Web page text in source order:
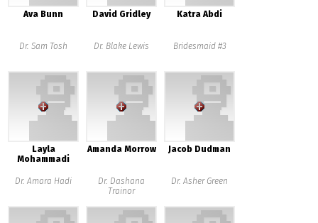
Ava Bunn
Dr. Sam Tosh
David Gridley
Dr. Blake Lewis
Katra Abdi
Bridesmaid #3
Layla
Mohammadi
Dr. Amara Hadi
Amanda Morrow
Dr. Dashana
Trainor
Jacob Dudman
Dr. Asher Green